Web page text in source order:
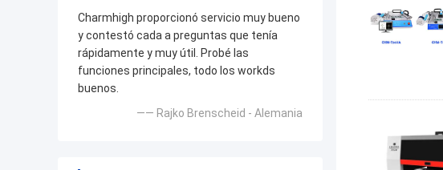
Charmhigh proporcionó servicio muy bueno
y contestó cada a preguntas que tenía
rápidamente y muy útil. Probé las
funciones principales, todo los workds
buenos.
—— Rajko Brenscheid - Alemania